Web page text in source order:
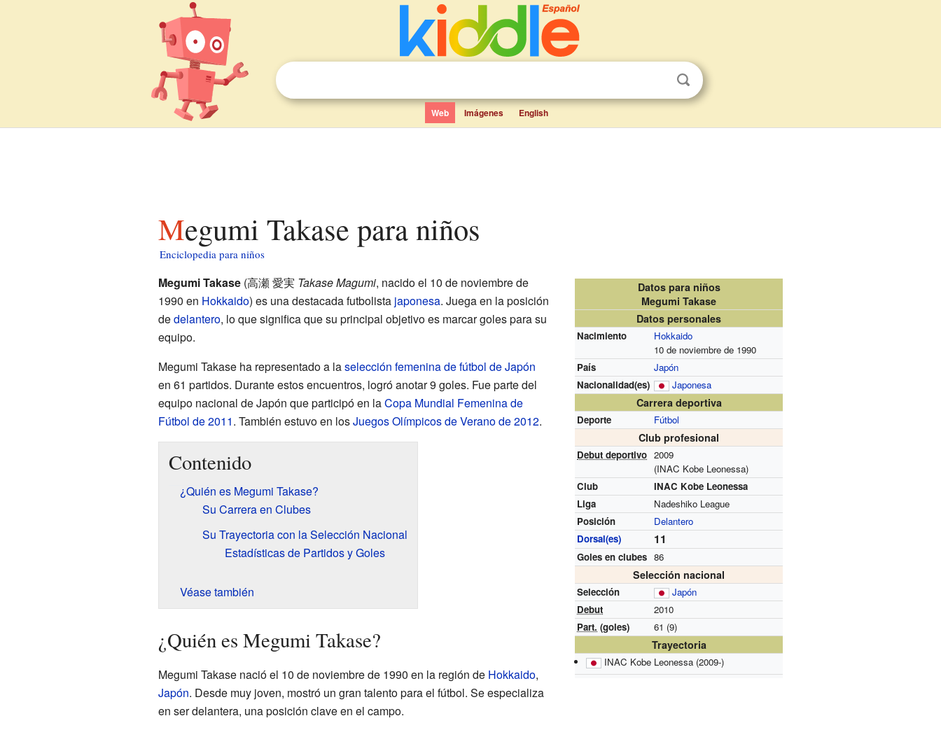
Web Imágenes English
Megumi Takase para niños
Enciclopedia para niños
Datos para niños
Megumi Takase
Datos personales
Nacimiento
Hokkaido
10 de noviembre de 1990
País
Japón
Nacionalidad(es)
Japonesa
Carrera deportiva
Deporte Fútbol
Club profesional
Debut deportivo 2009
(INAC Kobe Leonessa)
Club
INAC Kobe Leonessa
Liga
Nadeshiko League
Posición
Delantero
Dorsal(es)
11
Goles en clubes 86
Selección nacional
Selección
Japón
Debut
2010
Part. (goles) 61 (9)
Trayectoria
INAC Kobe Leonessa (2009-)
Megumi Takase (高瀬 愛実 Takase Magumi, nacido el 10 de noviembre de
1990 en Hokkaido) es una destacada futbolista japonesa. Juega en la posición
dedelantero, lo que significa que su principal objetivo es marcar goles para su
equipo.
Megumi Takase ha representado a laselección femenina de fútbol de Japón
en 61 partidos. Durante estos encuentros, logró anotar 9 goles. Fue parte del
equipo nacional de Japón que participó en laCopa Mundial Femenina de
Fútbol de 2011. También estuvo en losJuegos Olímpicos de Verano de 2012.
Contenido
¿Quién es Megumi Takase?
Su Carrera en Clubes
Su Trayectoria con la Selección Nacional
Estadísticas de Partidos y Goles
Véase también
¿Quién es Megumi Takase?
Megumi Takase nació el 10 de noviembre de 1990 en la región de Hokkaido,
Japón. Desde muy joven, mostró un gran talento para el fútbol. Se especializa
en ser delantera, una posición clave en el campo.